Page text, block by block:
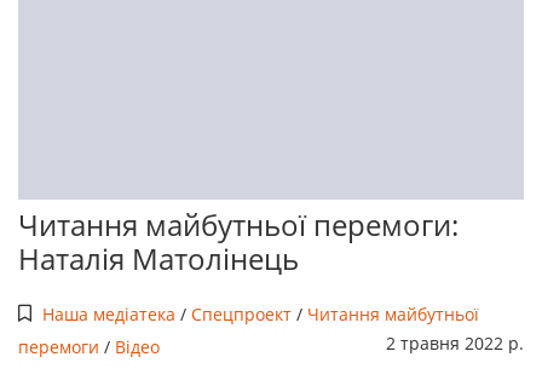
Читання майбутньої перемоги:
Наталія Матолінець
Наша медіатека / Спецпроект/ Читання майбутньої
перемоги / Відео 2 травня 2022 р.